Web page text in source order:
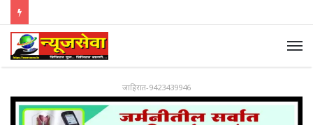
जाहिरात-9423439946